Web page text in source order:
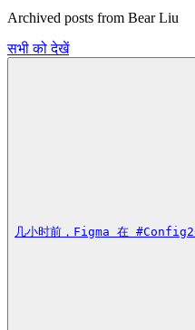
Archived posts from Bear Liu
सभी को देखें
几小时前，Figma 在